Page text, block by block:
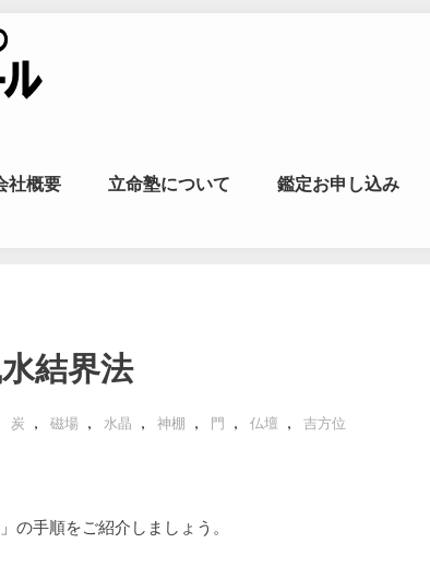
メヤマの風水
社概要 立命塾について 鑑定お申し込み
結界法
炭 , 磁場 , 水晶 , 神棚 , 門 , 仏壇 , 吉方位
の手順をご紹介しましょう。